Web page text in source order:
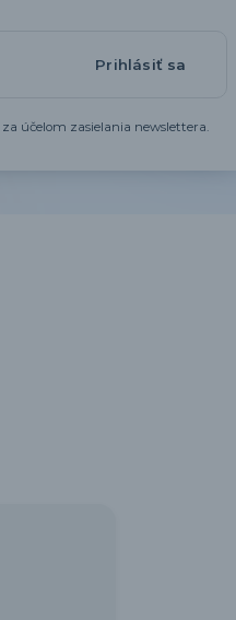
Prihlásiť sa
za účelom zasielania newslettera.